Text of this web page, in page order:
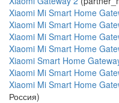
Xiaomi Mi Smart Home
Xiaomi Mi Smart Home
Xiaomi Mi Smart Home
Xiaomi Mi Smart Home
Xiaomi Smart Home
Xiaomi Mi Smart Home
Xiaomi Mi Smart Home
Россия)